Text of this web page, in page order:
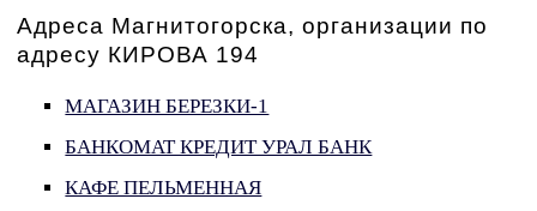
Адреса Магнитогорска, организации по
адресу КИРОВА 194
МАГАЗИН БЕРЕЗКИ-1
БАНКОМАТ КРЕДИТ УРАЛ БАНК
КАФЕ ПЕЛЬМЕННАЯ